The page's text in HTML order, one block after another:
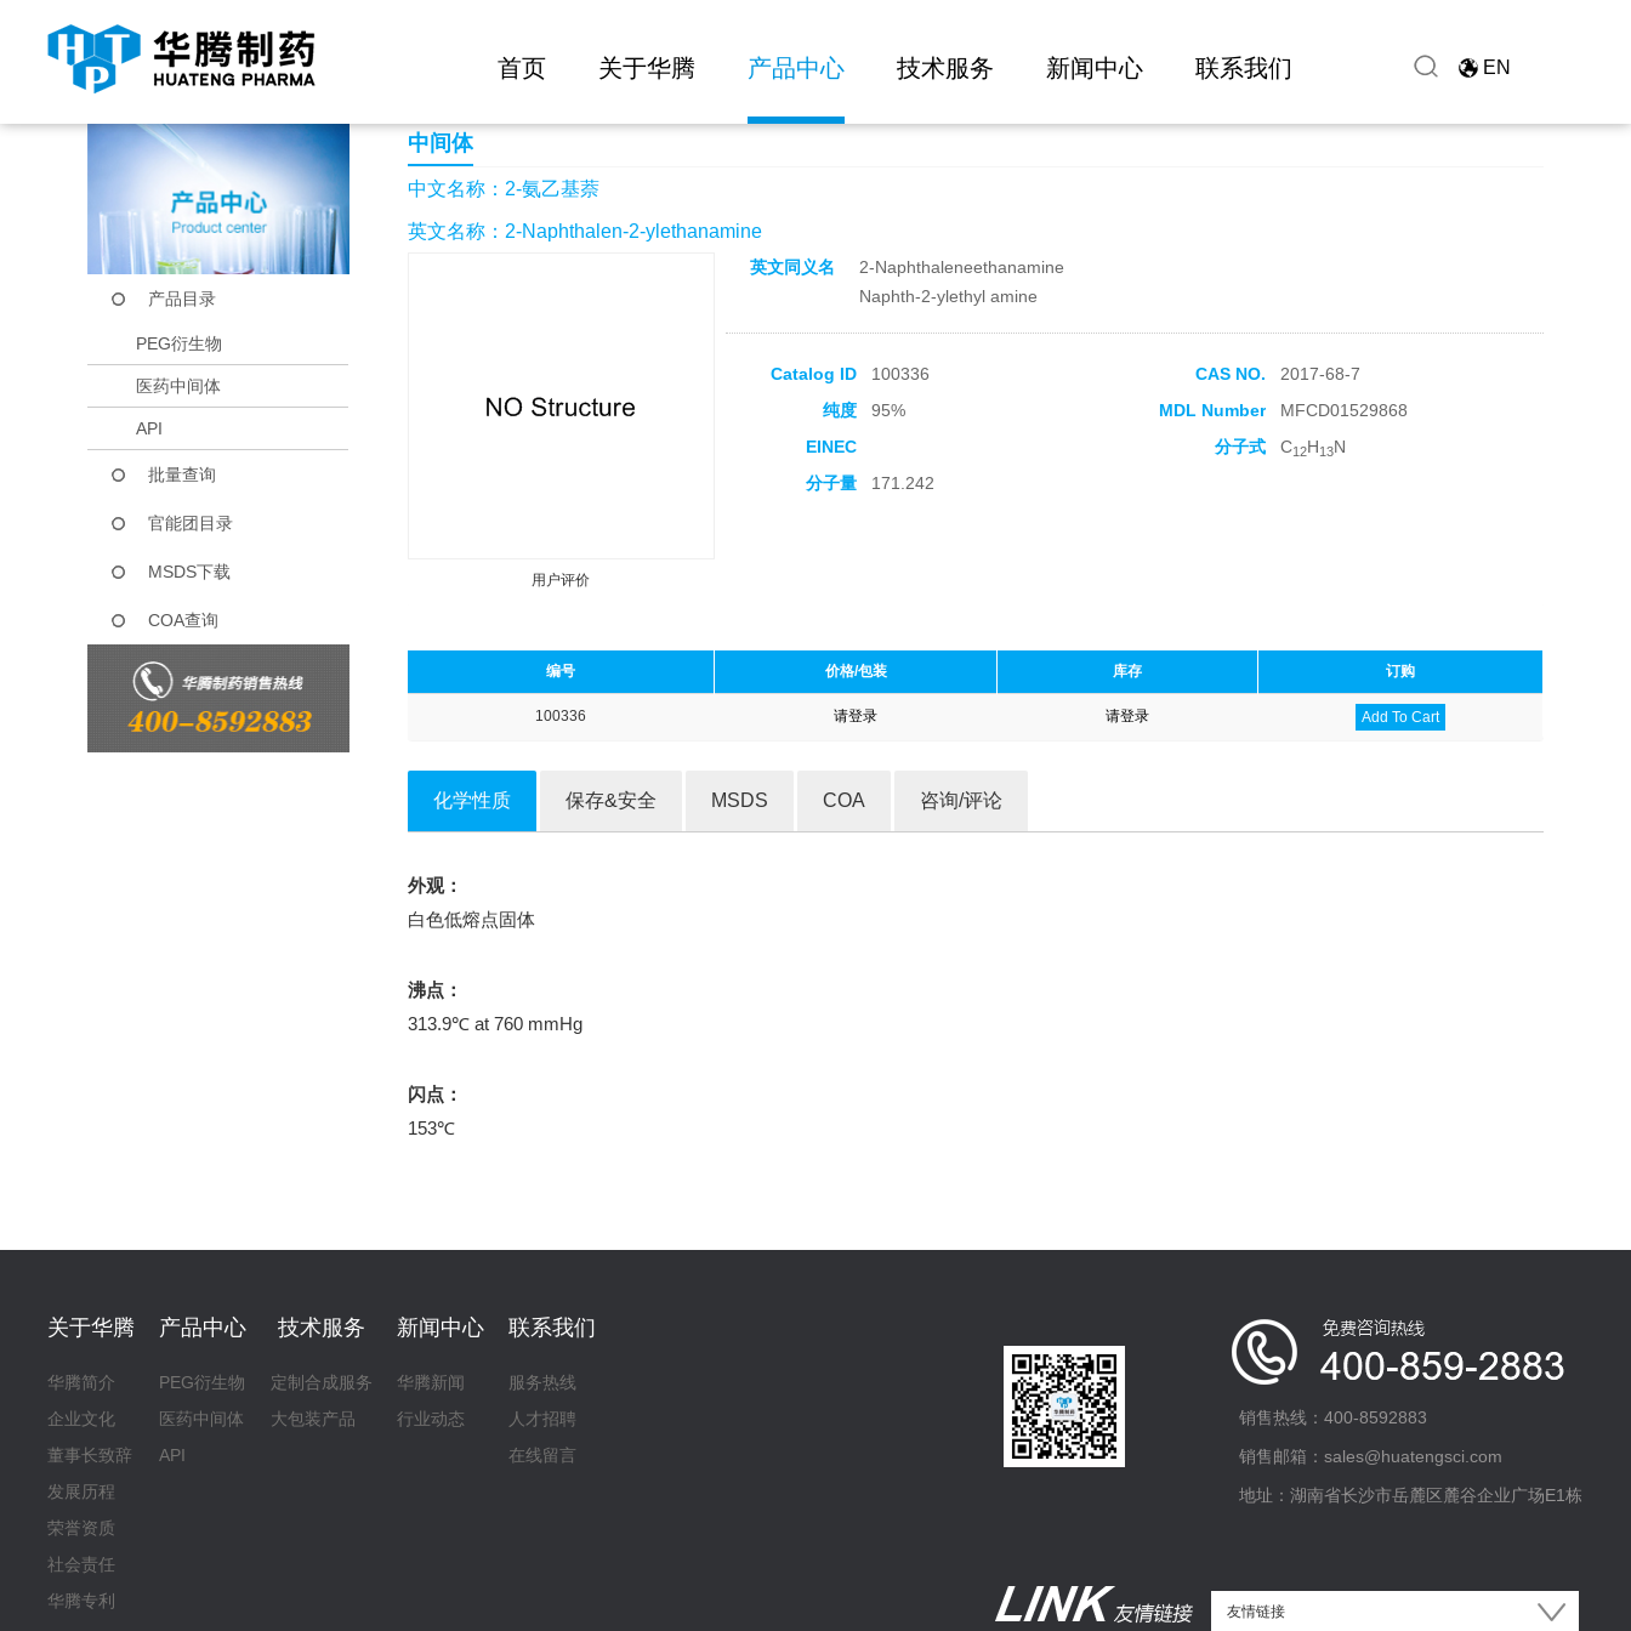
首页 关于华腾 产品中心 技术服务 新闻中心 联系我们 EN
当前位置： 首页 产品中心
产品目录
PEG衍生物
医药中间体
API
批量查询
官能团目录
MSDS下载
COA查询
中间体
中文名称：2-氨乙基萘
英文名称：2-Naphthalen-2-ylethanamine
用户评价
英文同义名
2-Naphthaleneethanamine
Naphth-2-ylethyl amine
Catalog ID 100336 CAS NO.
2017-68-7
纯度
95% MDL Number
MFCD01529868
EINEC
分子式 C12H13N
分子量
171.242
编号 价格/包装 库存 订购
100336 请登录 请登录 Add To Cart
化学性质 保存&安全 MSDS COA 咨询/评论
外观：
白色低熔点固体
沸点：
313.9℃ at 760 mmHg
闪点：
153℃
关于华腾
华腾简介
企业文化
董事长致辞
发展历程
荣誉资质
社会责任
华腾专利
产品中心
PEG衍生物
医药中间体
API
技术服务
定制合成服务
大包装产品
新闻中心
华腾新闻
行业动态
联系我们
服务热线
人才招聘
在线留言
销售热线：400-8592883
销售邮箱：sales@huatengsci.com
地址：湖南省长沙市岳麓区麓谷企业广场E1栋